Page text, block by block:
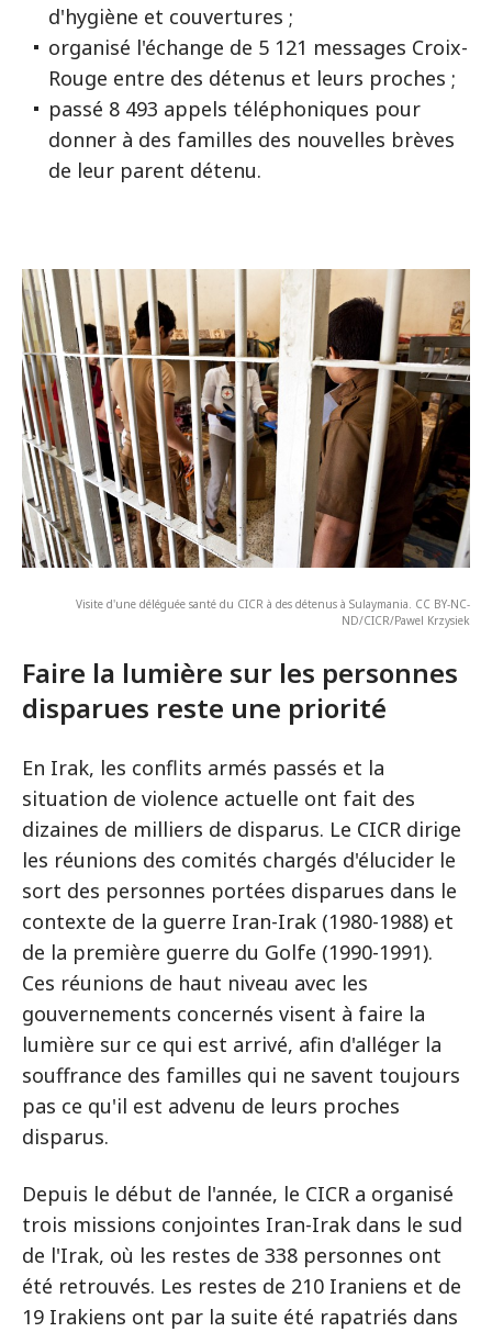
d'hygiène et couvertures ;
organisé l'échange de 5 121 messages Croix-
Rouge entre des détenus et leurs proches ;
passé 8 493 appels téléphoniques pour
donner à des familles des nouvelles brèves
de leur parent détenu.
Visite d'une déléguée santé du CICR à des détenus à Sulaymania. CC BY-NC-
ND/CICR/Pawel Krzysiek
Faire la lumière sur les personnes
disparues reste une priorité
En Irak, les conflits armés passés et la
situation de violence actuelle ont fait des
dizaines de milliers de disparus. Le CICR dirige
les réunions des comités chargés d'élucider le
sort des personnes portées disparues dans le
contexte de la guerre Iran-Irak (1980-1988) et
de la première guerre du Golfe (1990-1991).
Ces réunions de haut niveau avec les
gouvernements concernés visent à faire la
lumière sur ce qui est arrivé, afin d'alléger la
souffrance des familles qui ne savent toujours
pas ce qu'il est advenu de leurs proches
disparus.
Depuis le début de l'année, le CICR a organisé
trois missions conjointes Iran-Irak dans le sud
de l'Irak, où les restes de 338 personnes ont
été retrouvés. Les restes de 210 Iraniens et de
19 Irakiens ont par la suite été rapatriés dans